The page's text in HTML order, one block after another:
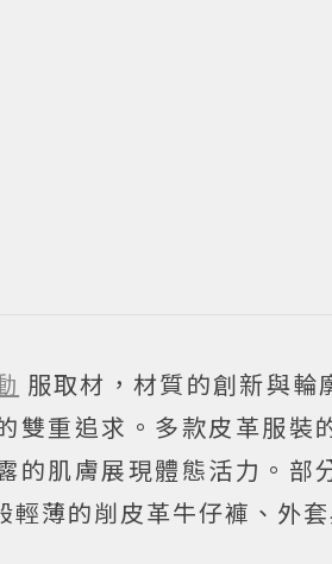
服取材，材質的創新與輪
雙重追求。多款皮革服
的肌膚展現體態活力。
輕薄的削皮革牛仔褲、外